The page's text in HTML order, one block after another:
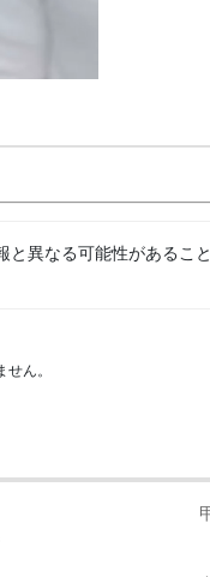
と異なる可能性があるこ
ん。